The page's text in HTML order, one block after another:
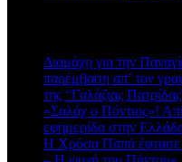
Διαμάχη για την
παρέμβαση απ’ τον
της “Γαλάζιας
«Σαλάχ ο Πόντιος»!
εφημερίδα στην
Η Χρύσα Παπά έφτασε